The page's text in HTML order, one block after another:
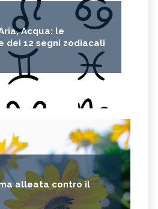
Acqua: le
dei 12 segni zodiacali
alleata contro il